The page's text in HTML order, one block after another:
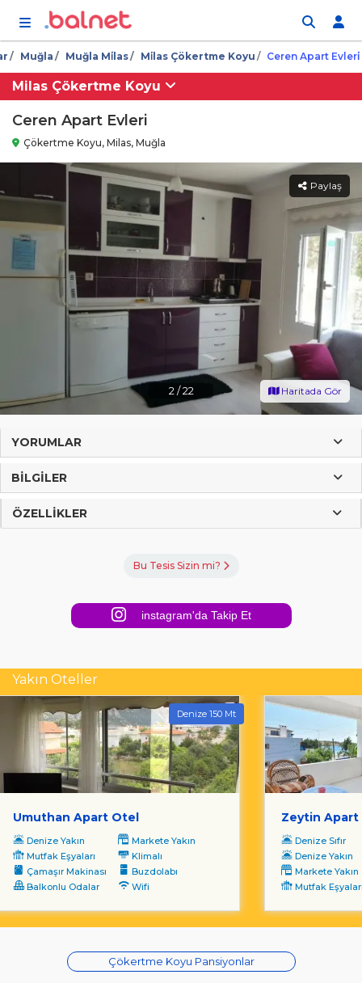
Muğla Muğla Mi̇las Mi̇las Çökertme Koyu Ceren Apart Evleri̇
Milas Çökertme Koyu
Ceren Apart Evleri
Çökertme Koyu, Milas, Muğla
2 /22
Paylaş
Haritada Gör
YORUMLAR
BILGILER
ÖZELLIKLER
Bu Tesis Sizin mi?
instagram'da Takip Et
Yakın Oteller
Denize 150 Mt
Umuthan Apart Otel
Denize Yakın
Markete Yakın
Mutfak Eşyaları
Klimalı
Çamaşır Makinası
Buzdolabı
Balkonlu Odalar
Wifi
Zeytin
Denize Sıfır
Denize Yakın
Markete Yakın
Mutfak
Çökertme Koyu Pansiyonlar